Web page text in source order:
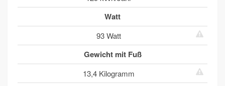
Watt
93 Watt
Gewicht mit Fuß
13,4 Kilogramm